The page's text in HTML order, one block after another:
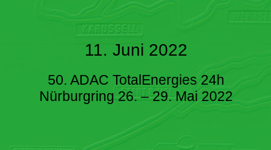
11. Juni 2022
50. ADAC TotalEnergies 24h
Nürburgring 26. – 29. Mai 2022